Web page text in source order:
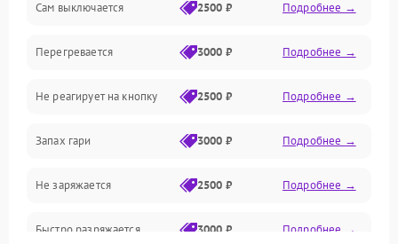
Привод/Магнитная система
Механические/Электроника
Оптика
Сам выключается 2500 ₽ Подробнее →
Перегревается 3000 ₽ Подробнее →
Не реагирует на кнопку 2500 ₽ Подробнее →
Запах гари 3000 ₽ Подробнее →
Не заряжается 2500 ₽ Подробнее →
Быстро разряжается 3000 ₽ Подробнее →